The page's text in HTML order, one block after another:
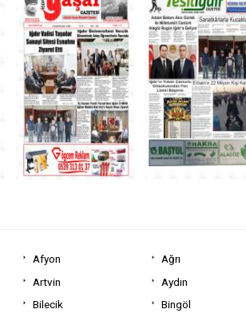
Afyon Ağrı
Artvin Aydın
Bilecik Bingöl